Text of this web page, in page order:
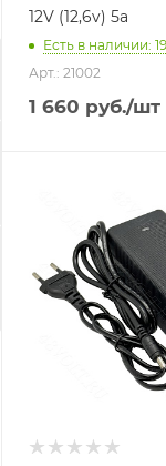
12V (12,6v) 5a
Есть в наличии:
Арт.: 21002
1 660 руб./шт